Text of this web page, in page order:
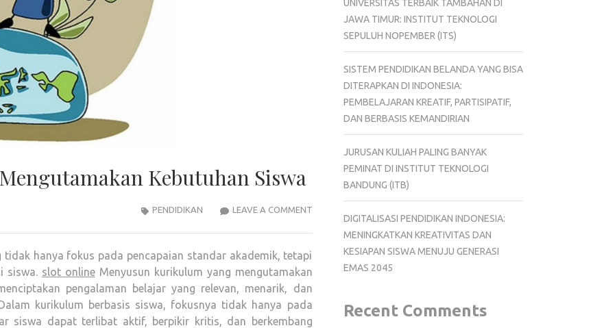
Kebutuhan Siswa
LEAVE A COMMENTMENYUSUN
KEBUTUHAN
SISWA
PENDIDIKAN
hanya fokus pada pencapaian standar akademik, tetapi
siswa. slot onlineMenyusun kurikulum yang mengutamakan
pengalaman belajar yang relevan, menarik, dan
kurikulum berbasis siswa, fokusnya tidak hanya pada
siswa dapat terlibat aktif, berpikir kritis, dan berkembang
UNIVERSITAS TERBAIK TAMBAHAN DI
JAWA TIMUR: INSTITUT TEKNOLOGI
SEPULUH NOPEMBER (ITS)
SISTEM PENDIDIKAN BELANDA YANG BISA
DITERAPKAN DI INDONESIA:
PEMBELAJARAN KREATIF, PARTISIPATIF,
DAN BERBASIS KEMANDIRIAN
JURUSAN KULIAH PALING BANYAK
PEMINAT DI INSTITUT TEKNOLOGI
BANDUNG (ITB)
DIGITALISASI PENDIDIKAN INDONESIA:
MENINGKATKAN KREATIVITAS DAN
KESIAPAN SISWA MENUJU GENERASI
EMAS 2045
Recent Comments